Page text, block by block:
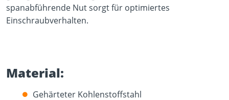
spanabführende Nut sorgt für optimiertes
Einschraubverhalten.
Material:
Gehärteter Kohlenstoffstahl